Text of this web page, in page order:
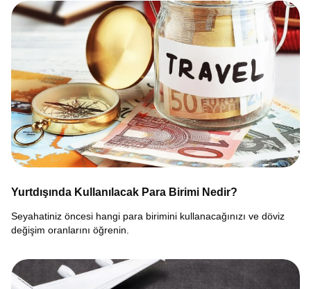
Yurtdışında Kullanılacak Para Birimi Nedir?
Seyahatiniz öncesi hangi para birimini kullanacağınızı ve döviz
değişim oranlarını öğrenin.